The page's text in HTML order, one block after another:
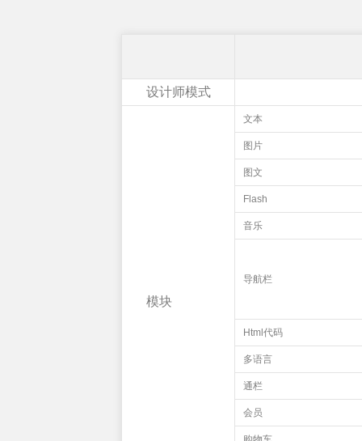
设计师模式
模块
文本
图片
图文
Flash
音乐
导航栏
Html代码
多语言
通栏
会员